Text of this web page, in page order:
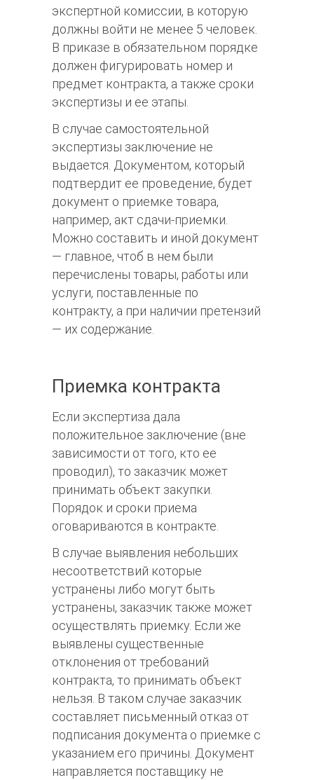
экспертной комиссии, в которую
должны войти не менее 5 человек.
В приказе в обязательном порядке
должен фигурировать номер и
предмет контракта, а также сроки
экспертизы и ее этапы.
В случае самостоятельной
экспертизы заключение не
выдается. Документом, который
подтвердит ее проведение, будет
документ о приемке товара,
например, акт сдачи-приемки.
Можно составить и иной документ
— главное, чтоб в нем были
перечислены товары, работы или
услуги, поставленные по
контракту, а при наличии претензий
— их содержание.
Приемка контракта
Если экспертиза дала
положительное заключение (вне
зависимости от того, кто ее
проводил), то заказчик может
принимать объект закупки.
Порядок и сроки приема
оговариваются в контракте.
В случае выявления небольших
несоответствий которые
устранены либо могут быть
устранены, заказчик также может
осуществлять приемку. Если же
выявлены существенные
отклонения от требований
контракта, то принимать объект
нельзя. В таком случае заказчик
составляет письменный отказ от
подписания документа о приемке с
указанием его причины. Документ
направляется поставщику не